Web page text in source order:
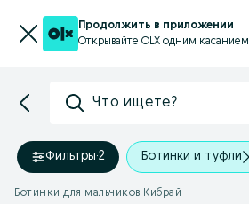
Продолжить в приложении
Открывайте OLX одним касанием
Что ищете?
Фильтры·2 Ботинки и туфли
Ботинки для мальчиков Кибрай